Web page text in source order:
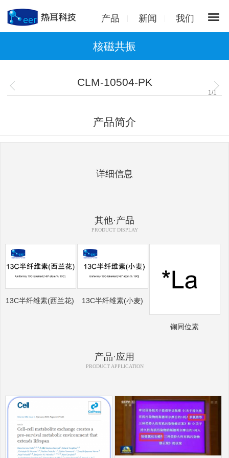
产品 新闻 我们
核磁共振
CLM-10504-PK
1 /1
产品简介
详细信息
其他·产品
PRODUCT DISPLAY
13C半纤维素(西兰花) 13C半纤维素(小麦)
镧同位素
产品·应用
PRODUCT APPLICATION